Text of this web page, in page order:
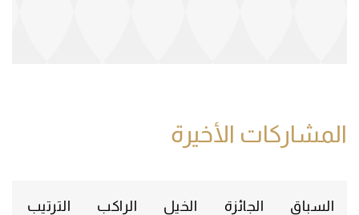
المشاركات الأخيرة
السباق الجائزة الخيل الراكب الترتيب